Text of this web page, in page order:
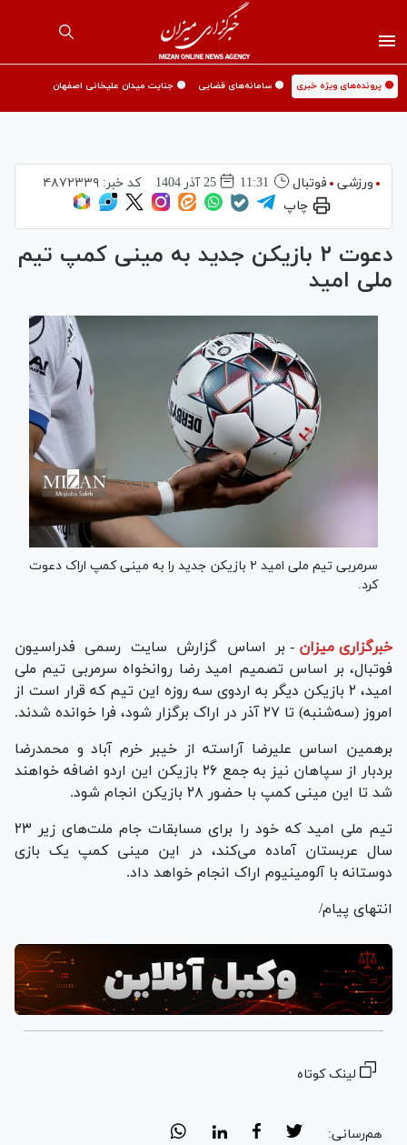
🟡 پرونده‌های ویژه خبری 🟡 سامانه‌های قضایی 🟡 جنایت میدان علیخانی اصفهان
ورزشی فوتبال 11:31 25 آذر 1404 کد خبر:۴۸۷۲۳۳۹
چاپ
دعوت ۲ بازیکن جدید به مینی کمپ تیم
ملی امید
سرمربی تیم ملی امید ۲ بازیکن جدید را به مینی کمپ اراک دعوت
کرد‌.
خبرگزاری میزان - بر اساس گزارش سایت رسمی فدراسیون
فوتبال، بر اساس تصمیم امید رضا روانخواه سرمربی تیم ملی
امید، ۲ بازیکن دیگر به اردوی سه روزه این تیم که قرار است از
امروز (سه‌شنبه) تا ۲۷ آذر در اراک برگزار شود، فرا خوانده شدند.
برهمین اساس علیرضا آراسته از خیبر خرم آباد و محمدرضا
بردبار از سپاهان نیز به جمع ۲۶ بازیکن این اردو اضافه خواهند
شد تا این مینی کمپ با حضور ۲۸ بازیکن انجام شود.
تیم ملی امید که خود را برای مسابقات جام ملت‌های زیر ۲۳
سال عربستان آماده می‌کند، در این مینی کمپ یک بازی
دوستانه با آلومینیوم اراک انجام خواهد داد.
انتهای پیام/
لینک کوتاه
هم‌رسانی: